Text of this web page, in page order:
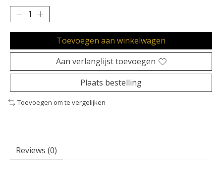
Toevoegen aan winkelwagen
Aan verlanglijst toevoegen
Plaats bestelling
Toevoegen om te vergelijken
Reviews (0)